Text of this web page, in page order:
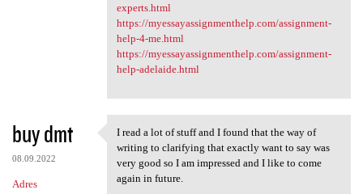
experts.html
https://myessayassignmenthelp.com/assignment-
help-4-me.html
https://myessayassignmenthelp.com/assignment-
help-adelaide.html
buy dmt
08.09.2022
Adres
I read a lot of stuff and I
I read a lot of stuff and I found that the way of
writing to clarifying that exactly want to say was
very good so I am impressed and I like to come
again in future.